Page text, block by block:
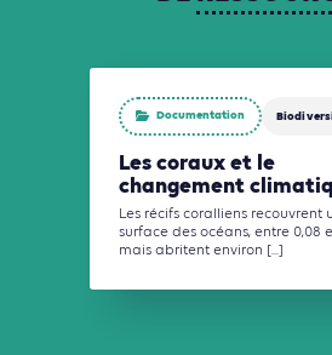
Documentation
Les coraux et le
changement
Les récifs coralliens recouvrent
surface des océans, entre 0,08
mais abritent environ [...]